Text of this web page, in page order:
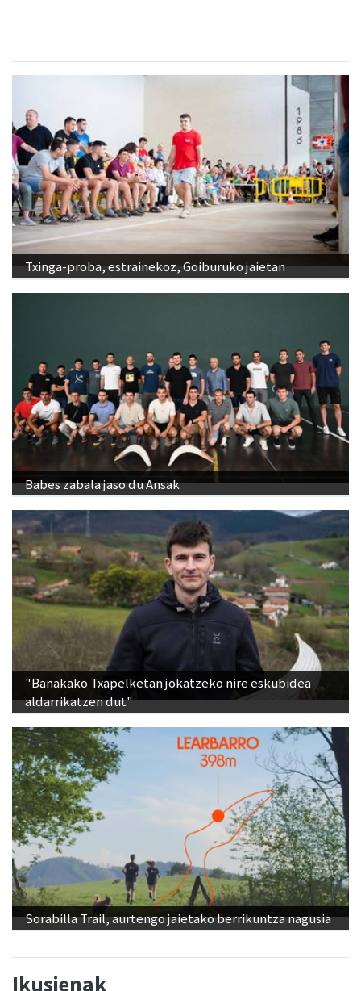
Txinga-proba, estrainekoz, Goiburuko jaietan
Babes zabala jaso du Ansak
"Banakako Txapelketan jokatzeko nire eskubidea
aldarrikatzen dut"
Sorabilla Trail, aurtengo jaietako berrikuntza nagusia
Ikusienak